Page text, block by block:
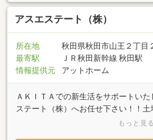
す。当社だけでできることは限られ
お客様のニーズに対応できるよう専門
アスエステート（株）
所在地
秋田県秋田市山王２丁目
最寄駅
ＪＲ秋田新幹線 秋田駅
情報提供元
アットホーム
ＡＫＩＴＡでの新生活をサポートい
ステート（株）へお任せ下さい！！土
マンションの賃貸、店舗・事務所案
もっと見る